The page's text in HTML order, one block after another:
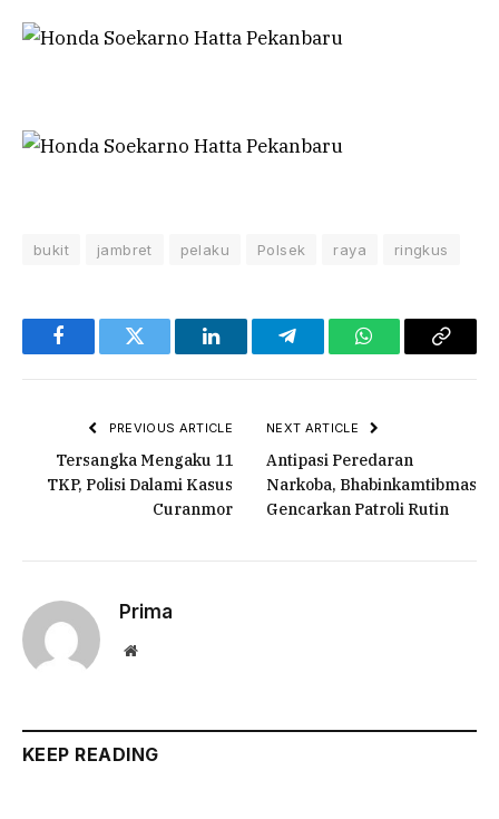
bukit jambret pelaku Polsek raya ringkus
FacebookTwitter LinkedInTelegramWhatsAppCopy
PREVIOUS ARTICLE
Tersangka Mengaku 11
TKP, Polisi Dalami Kasus
Curanmor
NEXT ARTICLE
Antipasi Peredaran
Narkoba, Bhabinkamtibmas
Gencarkan Patroli Rutin
Prima
Website
KEEP READING